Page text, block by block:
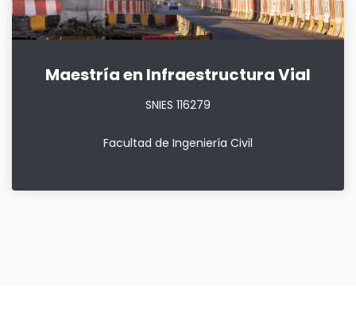
Maestría en Infraestructura Vial
SNIES 116279
Facultad de Ingeniería Civil